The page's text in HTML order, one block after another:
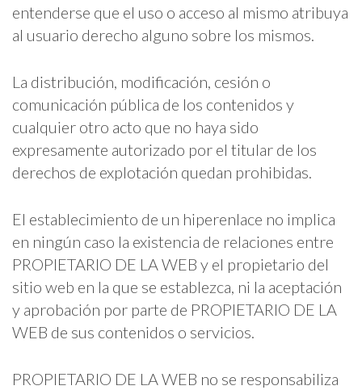
entenderse que el uso o acceso al mismo atribuya
al usuario derecho alguno sobre los mismos.
La distribución, modificación, cesión o
comunicación pública de los contenidos y
cualquier otro acto que no haya sido
expresamente autorizado por el titular de los
derechos de explotación quedan prohibidas.
El establecimiento de un hiperenlace no implica
en ningún caso la existencia de relaciones entre
PROPIETARIO DE LA WEB y el propietario del
sitio web en la que se establezca, ni la aceptación
y aprobación por parte de PROPIETARIO DE LA
WEB de sus contenidos o servicios.
PROPIETARIO DE LA WEB no se responsabiliza